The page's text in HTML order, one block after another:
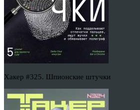
Хакер #325. Шпионские штучки